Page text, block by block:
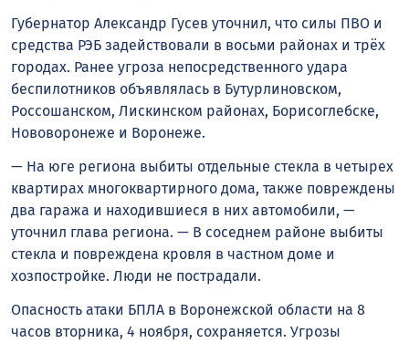
Губернатор Александр Гусев уточнил, что силы ПВО и
средства РЭБ задействовали в восьми районах и трёх
городах. Ранее угроза непосредственного удара
беспилотников объявлялась в Бутурлиновском,
Россошанском, Лискинском районах, Борисоглебске,
Нововоронеже и Воронеже.
— На юге региона выбиты отдельные стекла в четырех
квартирах многоквартирного дома, также повреждены
два гаража и находившиеся в них автомобили, —
уточнил глава региона. — В соседнем районе выбиты
стекла и повреждена кровля в частном доме и
хозпостройке. Люди не пострадали.
Опасность атаки БПЛА в Воронежской области на 8
часов вторника, 4 ноября, сохраняется. Угрозы